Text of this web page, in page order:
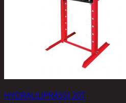
HYDRAULIPRÄSSI 20T